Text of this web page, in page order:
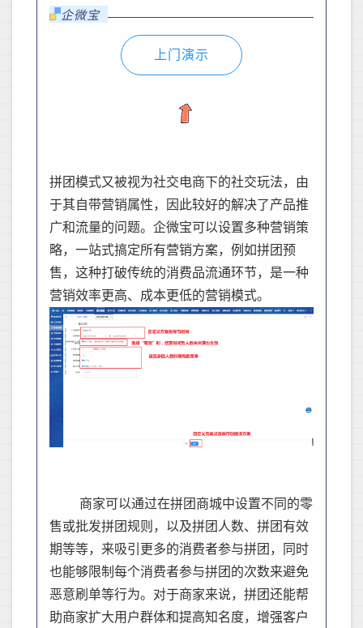
企微宝
上门演示
拼团模式又被视为社交电商下的社交玩法，由
于其自带营销属性，因此较好的解决了产品推
广和流量的问题。 企微宝可以设置多种营销策
略， 一站式搞定所有营销方案， 例如拼团预
售，这种打破传统的消费品流通环节，是一种
营销效率更高、成本更低的营销模式。
商家可以通过在拼团商城中设置不同的零
售或批发拼团规则，以及拼团人数、拼团有效
期等等，来吸引更多的消费者参与拼团，同时
也能够限制每个消费者参与拼团的次数来避免
恶意刷单等行为。 对于商家来说，拼团还能帮
助商家扩大用户群体和提高知名度，增强客户